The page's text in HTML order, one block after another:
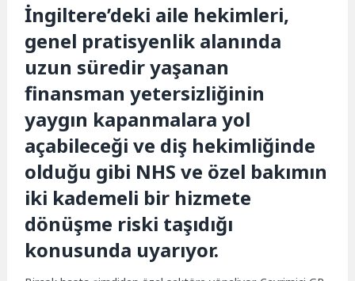
İngiltere’deki aile hekimleri,
genel pratisyenlik alanında
uzun süredir yaşanan
finansman yetersizliğinin
yaygın kapanmalara yol
açabileceği ve diş hekimliğinde
olduğu gibi NHS ve özel bakımın
iki kademeli bir hizmete
dönüşme riski taşıdığı
konusunda uyarıyor.